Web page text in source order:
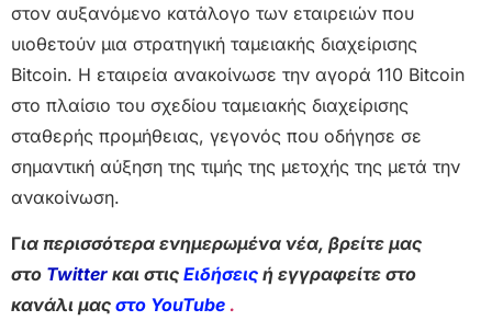
στον αυξανόμενο κατάλογο των εταιρειών που
υιοθετούν μια στρατηγική ταμειακής διαχείρισης
Bitcoin. Η εταιρεία ανακοίνωσε την αγορά 110 Bitcoin
στο πλαίσιο του σχεδίου ταμειακής διαχείρισης
σταθερής προμήθειας, γεγονός που οδήγησε σε
σημαντική αύξηση της τιμής της μετοχής της μετά την
ανακοίνωση.
Για περισσότερα ενημερωμένα νέα, βρείτε μας
στο Twitter και στις Ειδήσεις ή εγγραφείτε στο
κανάλι μας στο YouTube .